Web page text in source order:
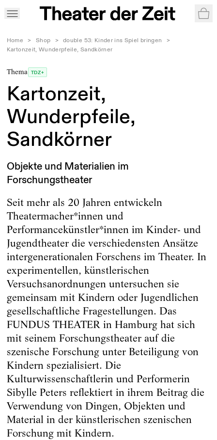
Home > Shop > double 53: Kinder ins Spiel bringen
>
Kartonzeit, Wunderpfeile, Sandkörner
Thema TDZ+
Kartonzeit,
Wunderpfeile,
Sandkörner
Objekte und Materialien im
Forschungstheater
Seit mehr als 20 Jahren entwickeln
Theatermacher*innen und
Performancekünstler*innen im Kinder- und
Jugendtheater die verschiedensten Ansätze
intergenerationalen Forschens im Theater. In
experimentellen, künstlerischen
Versuchsanordnungen untersuchen sie
gemeinsam mit Kindern oder Jugendlichen
gesellschaftliche Fragestellungen. Das
FUNDUS THEATER in Hamburg hat sich
mit seinem Forschungstheater auf die
szenische Forschung unter Beteiligung von
Kindern spezialisiert. Die
Kulturwissenschaftlerin und Performerin
Sibylle Peters reflektiert in ihrem Beitrag die
Verwendung von Dingen, Objekten und
Material in der künstlerischen szenischen
Forschung mit Kindern.